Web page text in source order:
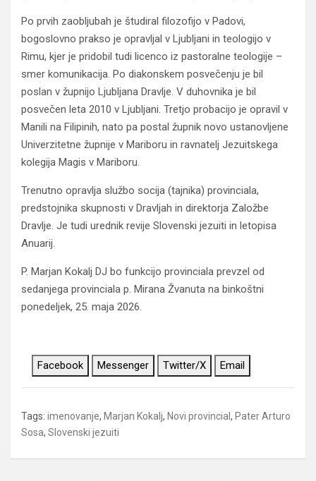
Po prvih zaobljubah je študiral filozofijo v Padovi,
bogoslovno prakso je opravljal v Ljubljani in teologijo v
Rimu, kjer je pridobil tudi licenco iz pastoralne teologije –
smer komunikacija. Po diakonskem posvečenju je bil
poslan v župnijo Ljubljana Dravlje. V duhovnika je bil
posvečen leta 2010 v Ljubljani. Tretjo probacijo je opravil v
Manili na Filipinih, nato pa postal župnik novo ustanovljene
Univerzitetne župnije v Mariboru in ravnatelj Jezuitskega
kolegija Magis v Mariboru.
Trenutno opravlja službo socija (tajnika) provinciala,
predstojnika skupnosti v Dravljah in direktorja Založbe
Dravlje. Je tudi urednik revije Slovenski jezuiti in letopisa
Anuarij.
P. Marjan Kokalj DJ bo funkcijo provinciala prevzel od
sedanjega provinciala p. Mirana Žvanuta na binkoštni
ponedeljek, 25. maja 2026.
Facebook Messenger Twitter/X Email
Tags: imenovanje, Marjan Kokalj, Novi provincial , Pater Arturo
Sosa, Slovenski jezuiti